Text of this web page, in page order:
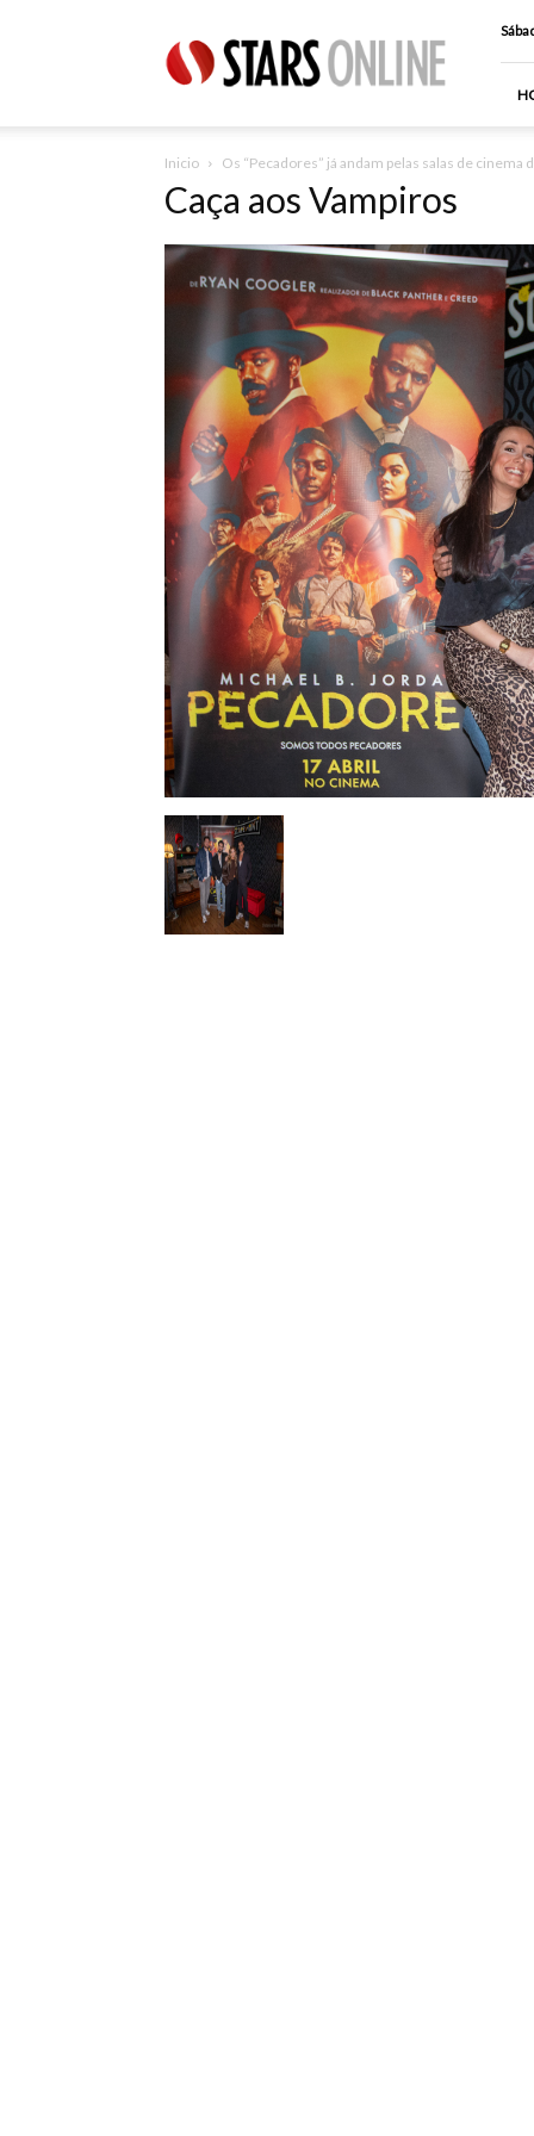
Online
Inicio Os “Pecadores” já andam pelas salas de cinema
Caça aos Vampiros